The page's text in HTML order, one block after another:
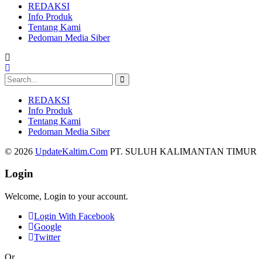
REDAKSI
Info Produk
Tentang Kami
Pedoman Media Siber
REDAKSI
Info Produk
Tentang Kami
Pedoman Media Siber
© 2026 UpdateKaltim.Com PT. SULUH KALIMANTAN TIMUR
Login
Welcome, Login to your account.
Login With Facebook
Google
Twitter